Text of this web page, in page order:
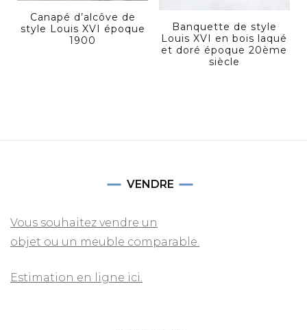
Canapé d’alcôve de
style Louis XVI époque
1900
Banquette de style
Louis XVI en bois laqué
et doré époque 20ème
siècle
VENDRE
Vous souhaitez vendre un
objet ou un meuble comparable.
Estimation en ligne ici.